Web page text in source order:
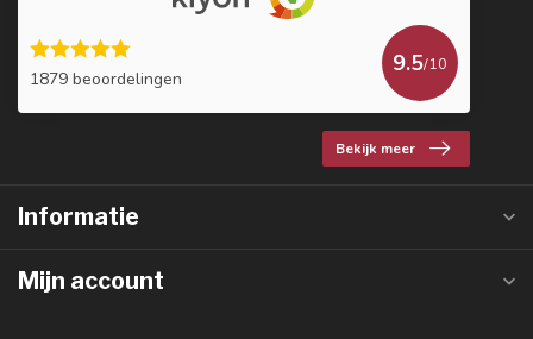
1879 beoordelingen
9.5/10
Bekijk meer
Informatie
Mijn account